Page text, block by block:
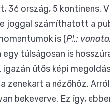
36 ország, 5 kontinens.
joggal számíthatott a
is (Pl.:
egy túlságosan is
ütős képi
a nézőhöz.
bekeverve. Ez így,